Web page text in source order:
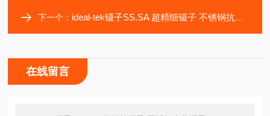
下一个： ideal-tek镊子SS.SA 超精细镊子 不锈钢抗磁镊子 瑞士镊子
在线留言